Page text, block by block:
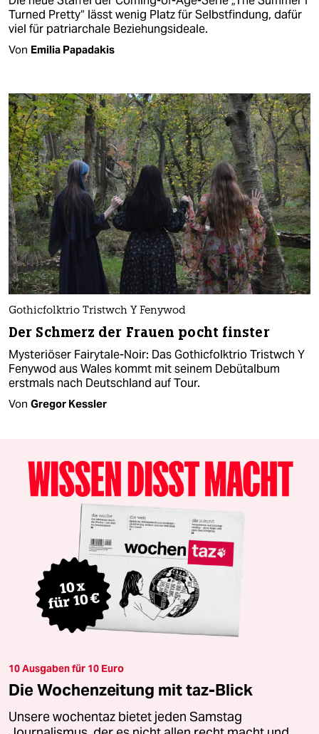
Turned Pretty“ lässt wenig Platz für Selbstfindung, dafür
viel für patriarchale Beziehungsideale.
Von Emilia Papadakis
Gothicfolktrio Tristwch Y Fenywod
Der Schmerz der Frauen pocht finster
Mysteriöser Fairytale-Noir: Das Gothicfolktrio Tristwch Y
Fenywod aus Wales kommt mit seinem Debütalbum
erstmals nach Deutschland auf Tour.
Von Gregor Kessler
10 Ausgaben für 10 Euro
Die Wochenzeitung mit taz-Blick
Unsere wochentaz bietet jeden Samstag